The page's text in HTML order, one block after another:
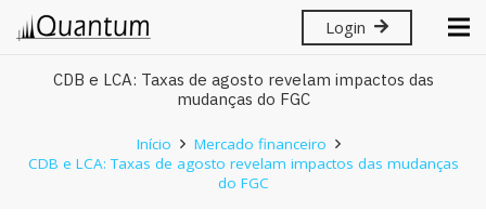
Login
CDB e LCA: Taxas de agosto revelam impactos das
mudanças do FGC
Início
Mercado financeiro
CDB e LCA: Taxas de agosto revelam impactos das mudanças
do FGC